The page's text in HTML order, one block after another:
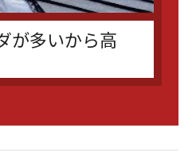
が多いから高